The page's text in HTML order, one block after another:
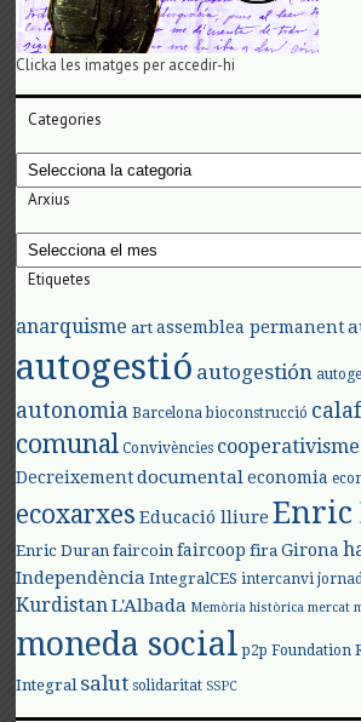
Clicka les imatges per accedir-hi
Categories
Categories
Arxius
Arxius
Etiquetes
anarquisme art assemblea permanent
autogestió autogestión
autonomia Barcelona bioconstrucció
comunal Convivències cooperativisme
Decreixement documental economia
ecoxarxes Educació lliure Enric
Enric Duran faircoin faircoop fira Girona
Independència IntegralCES intercanvi
KurdistanL'Albada Memòria històrica mercat
moneda social p2p Foundation
Integral salut solidaritat SSPC